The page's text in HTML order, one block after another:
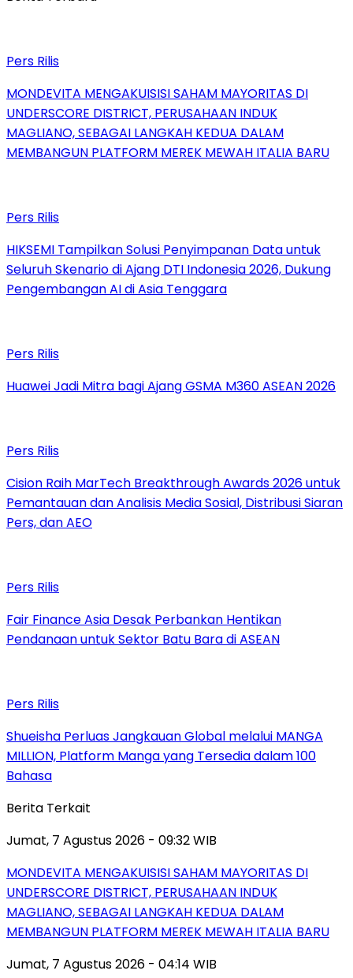
Pers Rilis
MONDEVITA MENGAKUISISI SAHAM MAYORITAS DI
UNDERSCORE DISTRICT, PERUSAHAAN INDUK
MAGLIANO, SEBAGAI LANGKAH KEDUA DALAM
MEMBANGUN PLATFORM MEREK MEWAH ITALIA BARU
Pers Rilis
HIKSEMI Tampilkan Solusi Penyimpanan Data untuk
Seluruh Skenario di Ajang DTI Indonesia 2026, Dukung
Pengembangan AI di Asia Tenggara
Pers Rilis
Huawei Jadi Mitra bagi Ajang GSMA M360 ASEAN 2026
Pers Rilis
Cision Raih MarTech Breakthrough Awards 2026 untuk
Pemantauan dan Analisis Media Sosial, Distribusi Siaran
Pers, dan AEO
Pers Rilis
Fair Finance Asia Desak Perbankan Hentikan
Pendanaan untuk Sektor Batu Bara di ASEAN
Pers Rilis
Shueisha Perluas Jangkauan Global melalui MANGA
MILLION, Platform Manga yang Tersedia dalam 100
Bahasa
Berita Terkait
Jumat, 7 Agustus 2026 - 09:32 WIB
MONDEVITA MENGAKUISISI SAHAM MAYORITAS DI
UNDERSCORE DISTRICT, PERUSAHAAN INDUK
MAGLIANO, SEBAGAI LANGKAH KEDUA DALAM
MEMBANGUN PLATFORM MEREK MEWAH ITALIA BARU
Jumat, 7 Agustus 2026 - 04:14 WIB